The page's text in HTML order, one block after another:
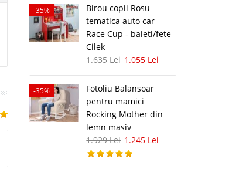
-35%
Birou copii Rosu
tematica auto car
Race Cup - baieti/fete
Cilek
1.635 Lei 1.055 Lei
-35%
Fotoliu Balansoar
pentru mamici
Rocking Mother din
lemn masiv
1.929 Lei 1.245 Lei